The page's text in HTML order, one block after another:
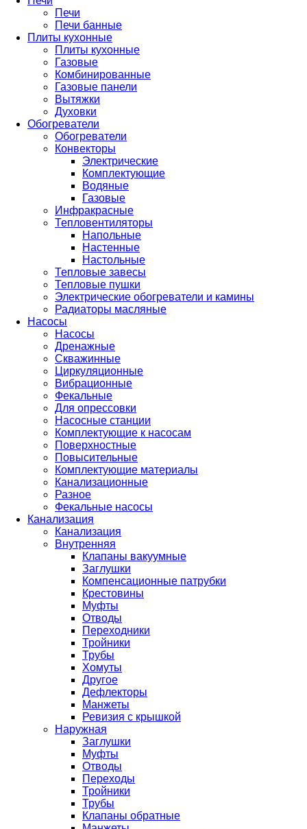
Печи
Печи банные
Плиты кухонные
Плиты кухонные
Газовые
Комбинированные
Газовые панели
Вытяжки
Духовки
Обогреватели
Обогреватели
Конвекторы
Электрические
Комплектующие
Водяные
Газовые
Инфракрасные
Тепловентиляторы
Напольные
Настенные
Настольные
Тепловые завесы
Тепловые пушки
Электрические обогреватели и камины
Радиаторы масляные
Насосы
Насосы
Дренажные
Скважинные
Циркуляционные
Вибрационные
Фекальные
Для опрессовки
Насосные станции
Комплектующие к насосам
Поверхностные
Повысительные
Комплектующие материалы
Канализационные
Разное
Фекальные насосы
Канализация
Канализация
Внутренняя
Клапаны вакуумные
Заглушки
Компенсационные патрубки
Крестовины
Муфты
Отводы
Переходники
Тройники
Трубы
Хомуты
Другое
Дефлекторы
Манжеты
Ревизия с крышкой
Наружная
Заглушки
Муфты
Отводы
Переходы
Тройники
Трубы
Клапаны обратные